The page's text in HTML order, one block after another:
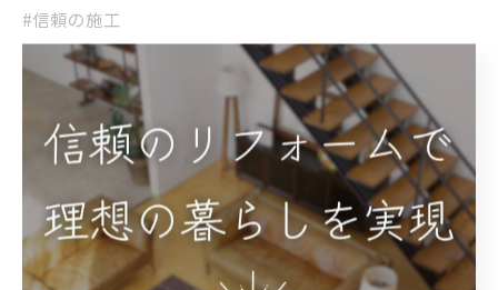
#信頼の施工
#素材選び
#日本の住宅
#丁寧な施工
#住まいの安心
#建材交換
#建築知識
#快適な住まいづくり